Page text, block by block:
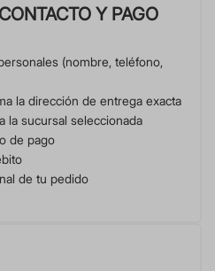
Y PAGO
(nombre, teléfono,
la dirección de entrega exacta
la sucursal seleccionada
de pago
de tu pedido